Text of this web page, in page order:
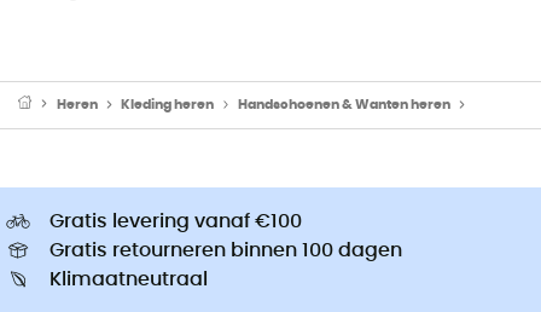
Heren Kleding heren Handschoenen & Wanten heren
Gratis levering vanaf €100
Gratis retourneren binnen 100 dagen
Klimaatneutraal